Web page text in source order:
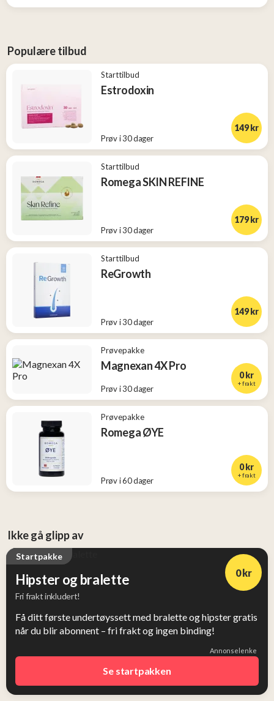
Populære tilbud
Starttilbud
Estrodoxin
Prøv i 30 dager
149 kr
Starttilbud
Romega SKIN REFINE
Prøv i 30 dager
179 kr
Starttilbud
ReGrowth
Prøv i 30 dager
149 kr
Prøvepakke
Magnexan 4X Pro
Prøv i 30 dager
0 kr
+ frakt
Prøvepakke
Romega ØYE
Prøv i 60 dager
0 kr
+ frakt
Ikke gå glipp av
Startpakke
Hipster og bralette
Fri frakt inkludert!
0 kr
Få ditt første undertøyssett med bralette og hipster gratis
når du blir abonnent – fri frakt og ingen binding!
Annonselenke
Se startpakken
Nye